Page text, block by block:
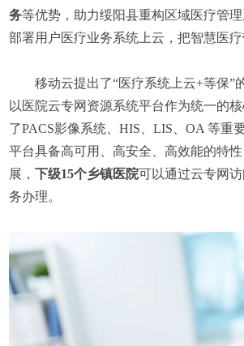
务等优势，助力绥阳县重构区域医疗管
部署用户医疗业务系统上云，把智慧医疗
移动云提出了“医疗系统上云+等保”
以医院云专网资源系统平台作为统一的
了PACS影像系统、HIS、LIS、OA 等重
平台具备高可用、高安全、高效能的特
展， 下级15个乡镇医院可以通过云专网
务办理。